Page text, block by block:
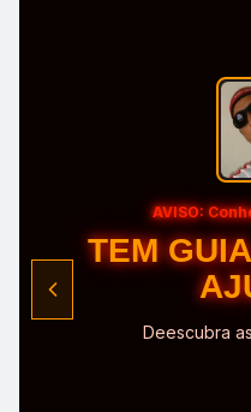
AVISO:
Deescubra